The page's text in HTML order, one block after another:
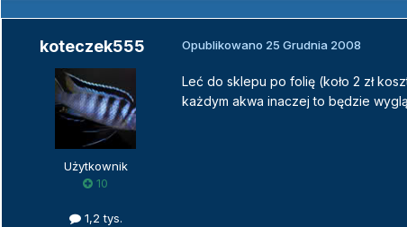
koteczek555
Użytkownik
10
1,2 tys.
Opublikowano 25 Grudnia 2008
Leć do sklepu po folię (koło 2 zł
każdym akwa inaczej to będzie